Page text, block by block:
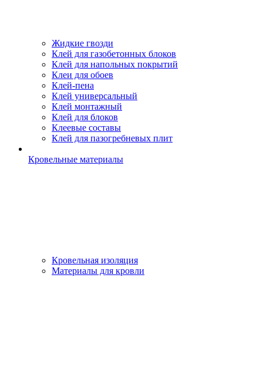
Жидкие гвозди
Клей для газобетонных блоков
Клей для напольных покрытий
Клеи для обоев
Клей-пена
Клей универсальный
Клей монтажный
Клей для блоков
Клеевые составы
Клей для пазогребневых плит
Кровельные материалы
Кровельная изоляция
Материалы для кровли